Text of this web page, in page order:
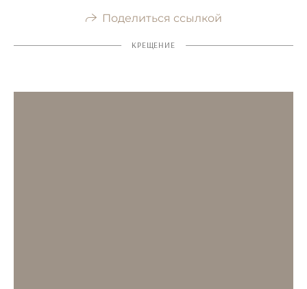
Поделиться ссылкой
КРЕЩЕНИЕ